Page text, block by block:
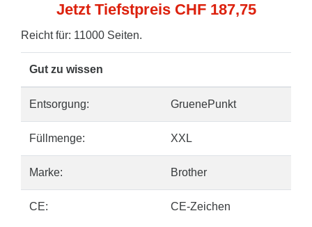
Jetzt Tiefstpreis CHF 187,75
Reicht für: 11000 Seiten.
Gut zu wissen
Entsorgung: GruenePunkt
Füllmenge: XXL
Marke: Brother
CE: CE-Zeichen